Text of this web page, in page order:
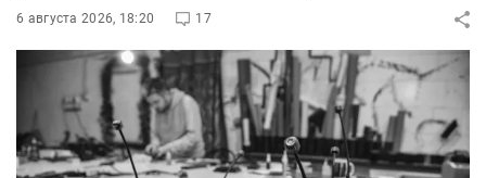
6 августа 2026, 18:20 17